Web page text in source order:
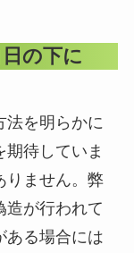
の下に
法を明らかに
期待していま
りません。弊
造が行われて
ある場合には